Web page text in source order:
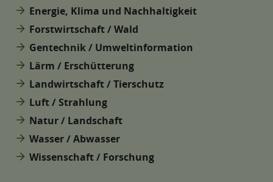
arrow_forward Energie, Klima und Nachhaltigkeit
arrow_forward Forstwirtschaft / Wald
arrow_forward Gentechnik / Umweltinformation
arrow_forward Lärm / Erschütterung
arrow_forward Landwirtschaft / Tierschutz
arrow_forward Luft / Strahlung
arrow_forward Natur / Landschaft
arrow_forward Wasser / Abwasser
arrow_forward Wissenschaft / Forschung